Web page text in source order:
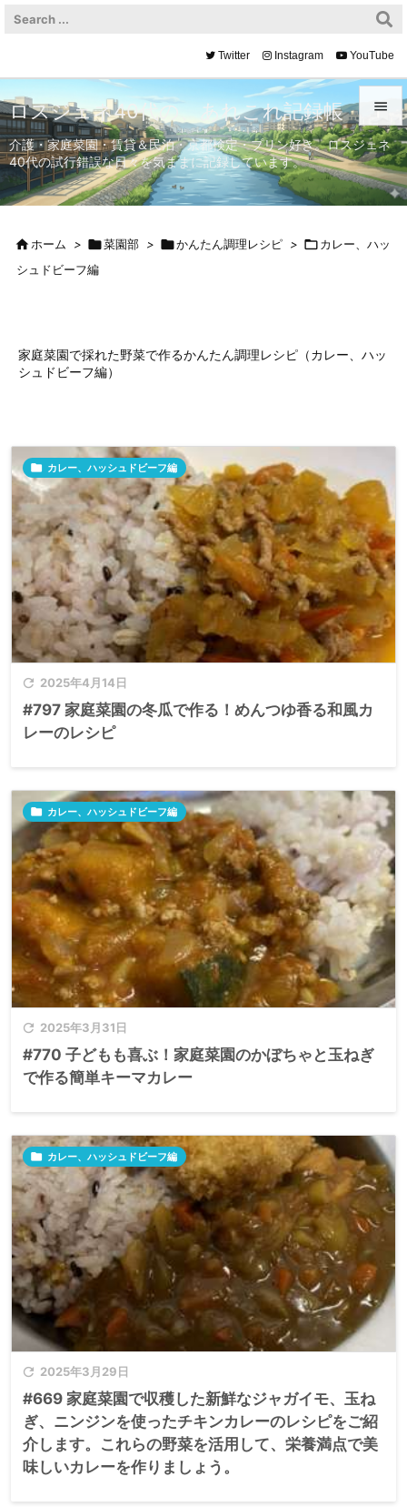


メニュ

サイド

Twitter Instagram YouTube
ロスジェネ40代の、あれこれ記録帳
介護・家庭菜園・賃貸＆民泊・京都検定・プリン好き。ロスジェネ
40代の試行錯誤な日々を気ままに記録しています。
ホーム > 菜園部 > かんたん調理レシピ > カレー、ハッ
シュドビーフ編
家庭菜園で採れた野菜で作るかんたん調理レシピ（カレー、ハッ
シュドビーフ編）
 2025年4月14日
 カレー、ハッシュドビーフ編
#797 家庭菜園の冬瓜で作る！めんつゆ香る和風カ
レーのレシピ
 2025年3月31日
 カレー、ハッシュドビーフ編
#770 子どもも喜ぶ！家庭菜園のかぼちゃと玉ねぎ
で作る簡単キーマカレー
 2025年3月29日
 カレー、ハッシュドビーフ編
#669 家庭菜園で収穫した新鮮なジャガイモ、玉ね
ぎ、ニンジンを使ったチキンカレーのレシピをご紹
介します。​これらの野菜を活用して、栄養満点で美
味しいカレーを作りましょう。